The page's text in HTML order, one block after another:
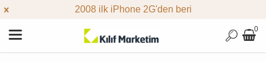
2008 ilk iPhone 2G'den beri
0